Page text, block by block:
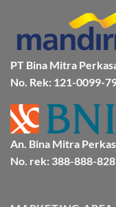
&
Aman
Bersama
Bmp
Cargo
PT Bina Mitra
No. Rek: 121-0099-
An. Bina Mitra
No. rek: 388-888-